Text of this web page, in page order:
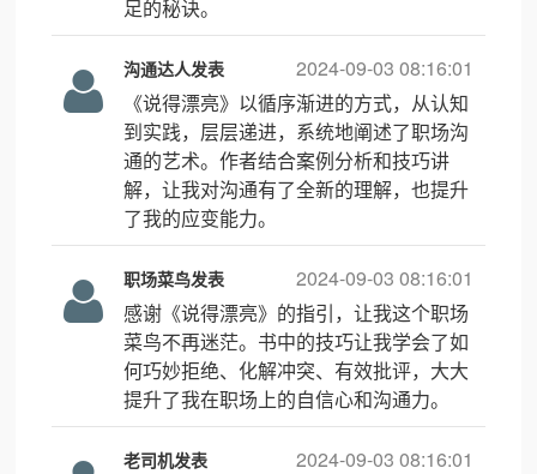
足的秘诀。
2024-09-03 08:16:01
沟通达人发表
《说得漂亮》以循序渐进的方式，从认知
到实践，层层递进，系统地阐述了职场沟
通的艺术。作者结合案例分析和技巧讲
解，让我对沟通有了全新的理解，也提升
了我的应变能力。
2024-09-03 08:16:01
职场菜鸟发表
感谢《说得漂亮》的指引，让我这个职场
菜鸟不再迷茫。书中的技巧让我学会了如
何巧妙拒绝、化解冲突、有效批评，大大
提升了我在职场上的自信心和沟通力。
2024-09-03 08:16:01
老司机发表